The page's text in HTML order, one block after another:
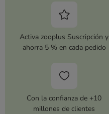
Activa zooplus Suscripción y
ahorra 5 % en cada pedido
Con la confianza de +10
millones de clientes